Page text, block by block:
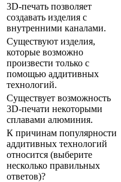
3D-печать позволяет
создавать изделия с
внутренними каналами.
Существуют изделия,
которые возможно
произвести только с
помощью аддитивных
технологий.
Существует возможность
3D-печати некоторыми
сплавами алюминия.
К причинам популярности
аддитивных технологий
относится (выберите
несколько правильных
ответов)?